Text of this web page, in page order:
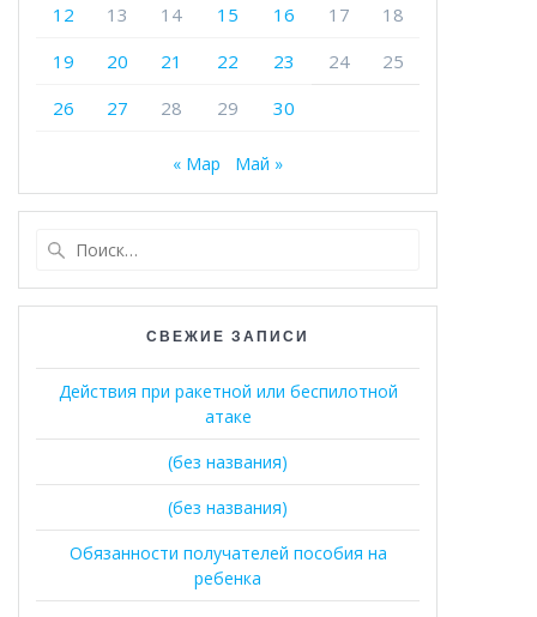
12
13 14 15 16 17
18
19
20 21 22 23 24
25
26
27 28 29 30
« Мар Май »
СВЕЖИЕ ЗАПИСИ
Действия при ракетной или беспилотной
атаке
(без названия)
(без названия)
Обязанности получателей пособия на
ребенка